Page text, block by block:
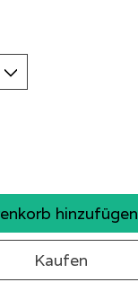
hinzufügen
Kaufen